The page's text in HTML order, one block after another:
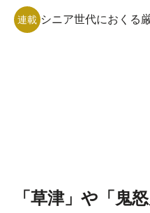
連載 シニア世代におくる
「草津」や「鬼